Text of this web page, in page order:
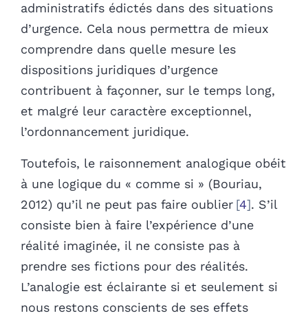
administratifs édictés dans des situations
d’urgence. Cela nous permettra de mieux
comprendre dans quelle mesure les
dispositions juridiques d’urgence
contribuent à façonner, sur le temps long,
et malgré leur caractère exceptionnel,
l’ordonnancement juridique.
Toutefois, le raisonnement analogique obéit
à une logique du « comme si » (Bouriau,
2012) qu’il ne peut pas faire oublier 4 . S’il
consiste bien à faire l’expérience d’une
réalité imaginée, il ne consiste pas à
prendre ses fictions pour des réalités.
L’analogie est éclairante si et seulement si
nous restons conscients de ses effets